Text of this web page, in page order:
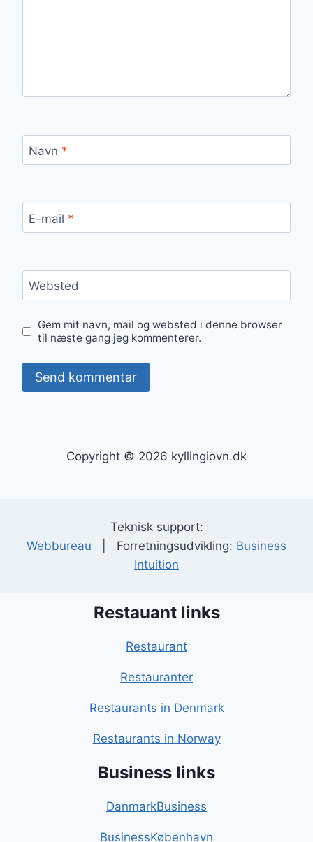
Navn *
E-mail *
Websted
Gem mit navn, mail og websted i denne browser
til næste gang jeg kommenterer.
Copyright © 2026 kyllingiovn.dk
Teknisk support:
Webbureau | Forretningsudvikling: Business
Intuition
Restauant links
Restaurant
Restauranter
Restaurants in Denmark
Restaurants in Norway
Business links
DanmarkBusiness
BusinessKøbenhavn